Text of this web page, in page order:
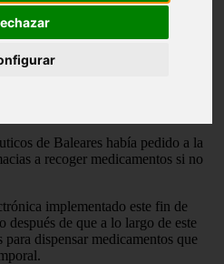
electrónica del
tras los fallos
de Baleares había pedido a la
a recoger medicamentos si no
implementado este fin de
después de que a lo largo de este
dispensar medicamentos que